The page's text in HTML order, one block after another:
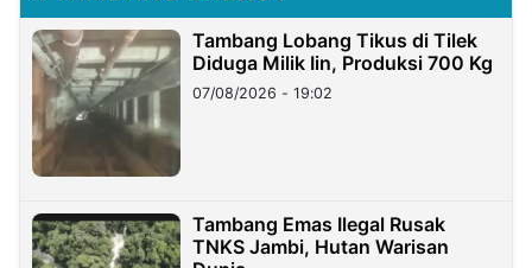
Tambang Lobang Tikus di Tilek
Diduga Milik Iin, Produksi 700 Kg
07/08/2026 - 19:02
Tambang Emas Ilegal Rusak
TNKS Jambi, Hutan Warisan